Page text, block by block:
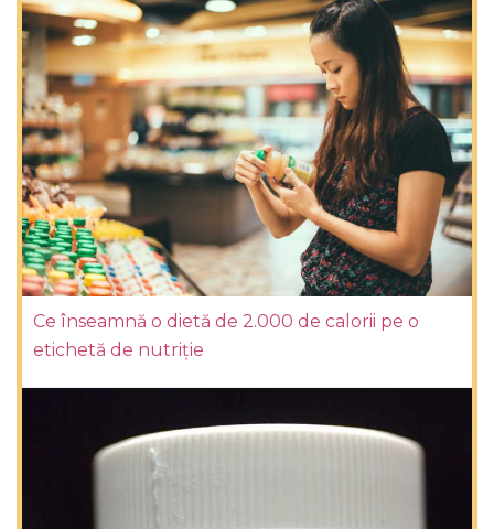
Ce înseamnă o dietă de 2.000 de calorii pe o
etichetă de nutriție